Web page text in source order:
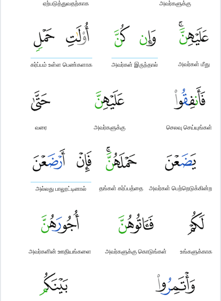
அவர்களுக்கு
ஏற்படுத்துவதற்காக
அவர்கள் மீது
அவர்கள் இருந்தால்
கர்ப்பம் உள்ள பெண்களாக
செலவு செய்யுங்கள்
அவர்களுக்கு
வரை
அவர்கள் பெற்றெடுக்கின்ற
தங்கள் கர்ப்பத்தை
அல்லது பாலூட்டினால்
உங்களுக்காக
அவர்களுக்கு கொடுங்கள்
அவர்களின் ஊதியங்களை